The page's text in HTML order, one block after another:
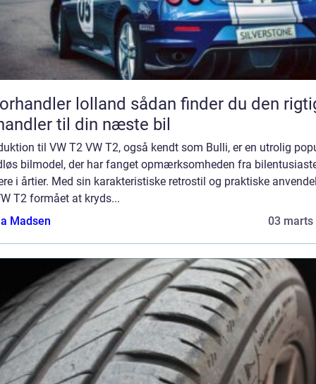
lolland sådan finder du den rigtige
til din næste bil
til VW T2 VW T2, også kendt som Bulli, er en utrolig
bilmodel, der har fanget opmærksomheden fra
i årtier. Med sin karakteristiske retrostil og praktiske
T2 formået at kryds...
Madsen
03 marts